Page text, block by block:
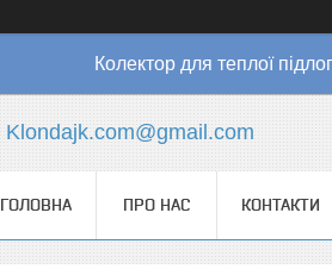
Колектор для теплої
Klondajk.com@gmail.com
ГОЛОВНА ПРО НАС КОНТАКТИ